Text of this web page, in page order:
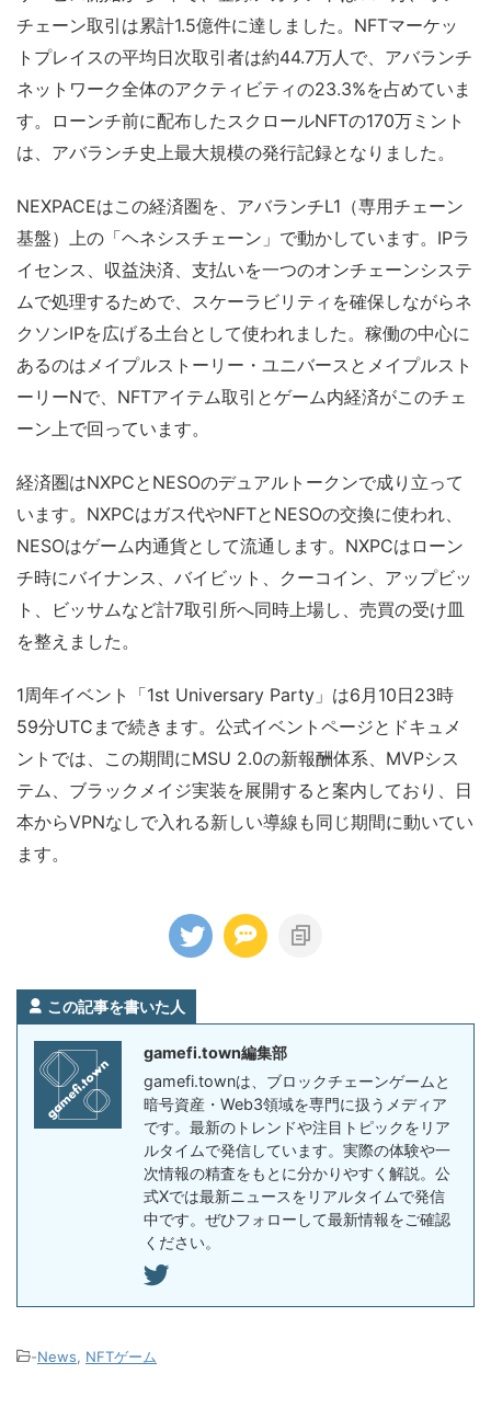
チェーン取引は累計1.5億件に達しました。NFTマーケッ
トプレイスの平均日次取引者は約44.7万人で、アバランチ
ネットワーク全体のアクティビティの23.3%を占めていま
す。ローンチ前に配布したスクロールNFTの170万ミント
は、アバランチ史上最大規模の発行記録となりました。
NEXPACEはこの経済圏を、アバランチL1（専用チェーン
基盤）上の「ヘネシスチェーン」で動かしています。IPラ
イセンス、収益決済、支払いを一つのオンチェーンシステ
ムで処理するためで、スケーラビリティを確保しながらネ
クソンIPを広げる土台として使われました。稼働の中心に
あるのはメイプルストーリー・ユニバースとメイプルスト
ーリーNで、NFTアイテム取引とゲーム内経済がこのチェ
ーン上で回っています。
経済圏はNXPCとNESOのデュアルトークンで成り立って
います。NXPCはガス代やNFTとNESOの交換に使われ、
NESOはゲーム内通貨として流通します。NXPCはローン
チ時にバイナンス、バイビット、クーコイン、アップビッ
ト、ビッサムなど計7取引所へ同時上場し、売買の受け皿
を整えました。
1周年イベント「1st Universary Party」は6月10日23時
59分UTCまで続きます。公式イベントページとドキュメ
ントでは、この期間にMSU 2.0の新報酬体系、MVPシス
テム、ブラックメイジ実装を展開すると案内しており、日
本からVPNなしで入れる新しい導線も同じ期間に動いてい
ます。
この記事を書いた人
gamefi.town編集部
gamefi.townは、ブロックチェーンゲームと
暗号資産・Web3領域を専門に扱うメディア
です。最新のトレンドや注目トピックをリア
ルタイムで発信しています。実際の体験や一
次情報の精査をもとに分かりやすく解説。公
式Xでは最新ニュースをリアルタイムで発信
中です。ぜひフォローして最新情報をご確認
ください。
-News, NFTゲーム